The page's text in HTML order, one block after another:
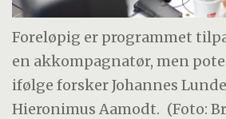
Foreløpig er programmet
en akkompagnatør, men
ifølge forsker Johannes
Hieronimus Aamodt. (Foto: